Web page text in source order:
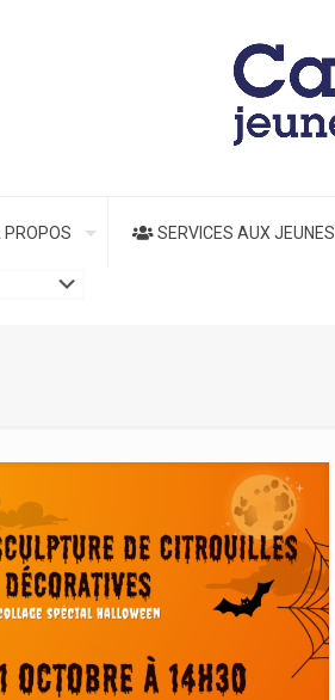
PROPOS SERVICES AUX JEUNES